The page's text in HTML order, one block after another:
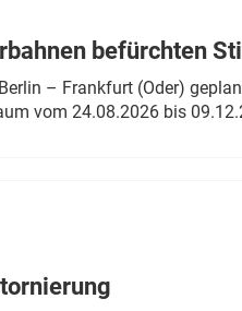
befürchten
– Frankfurt (Oder)
vom 24.08.2026 bis